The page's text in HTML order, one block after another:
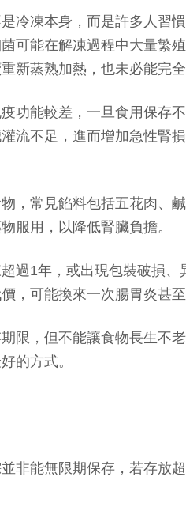
冷凍本身，而是許多人習
可能在解凍過程中大量繁
新蒸熟加熱，也未必能完全
功能較差，一旦食用保存
流不足，進而增加急性腎
，常見餡料包括五花肉、
服用，以降低腎臟負擔。
過1年，或出現包裝破損
，可能換來一次腸胃炎甚
限，但不能讓食物長生不
的方式。
非能無限期保存，若存放